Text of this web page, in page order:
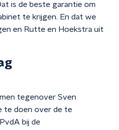
is de beste garantie om
te krijgen. En dat we
en Rutte en Hoekstra uit
tegenover Sven
te doen over de te
bij de